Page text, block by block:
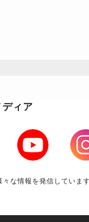
ィア
Youtube
な情報を発信していま